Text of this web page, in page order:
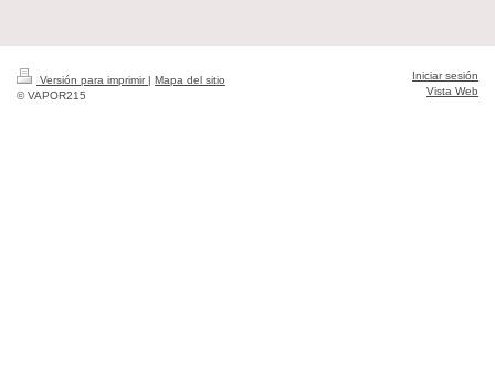
Versión para imprimir | Mapa del sitio
© VAPOR215
Iniciar sesión
Vista Web